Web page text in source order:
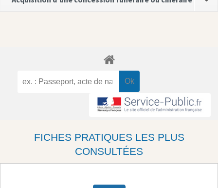
FICHES PRATIQUES LES PLUS
CONSULTÉES